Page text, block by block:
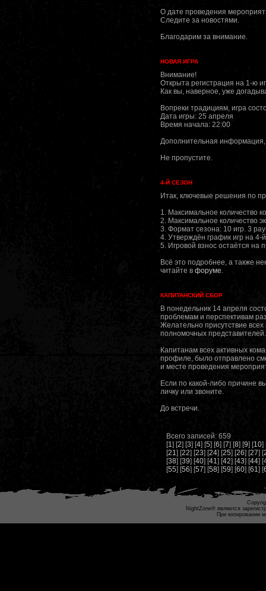
О дате проведения
Следите за новостями.
Благодарим за внимание.
НОВАЯ ИГРА
Внимание!
Открыта регистрация на 1-ю
Как вы, наверное, уже
Вопреки традициям, игра
Дата игры: 25 апреля
Время начала: 22:00
Дополнительная
Не пропустите.
4-Й СЕЗОН
Итак, ключевые решения по
1. Максимальное количество
2. Максимальное количество
3. Формат сезона: 10 игр. 3
4. Утверждён график игр на 4-
5. Игровой взнос остаётся на
Всё это подробнее, а также
читайте в форуме.
КАПИТАНСКИЙ СБОР
В понедельник 14 апреля
проблемам и перспективам
Желательно присутствие
полномочных представителей.
Капитанам всех активных
профиле, было отправлено
и месте проведения
Если по какой-либо причине
личку или звоните.
До встречи.
Всего записей: 659
[1] [2] [3] [4] [5] [6] [7] [8] [9] [10]
[21] [22] [23] [24] [25] [26] [27] [
[38] [39] [40] [41] [42] [43] [44] [
[55] [56] [57] [58] [59] [60] [61] [
NightZone® является
При копировании